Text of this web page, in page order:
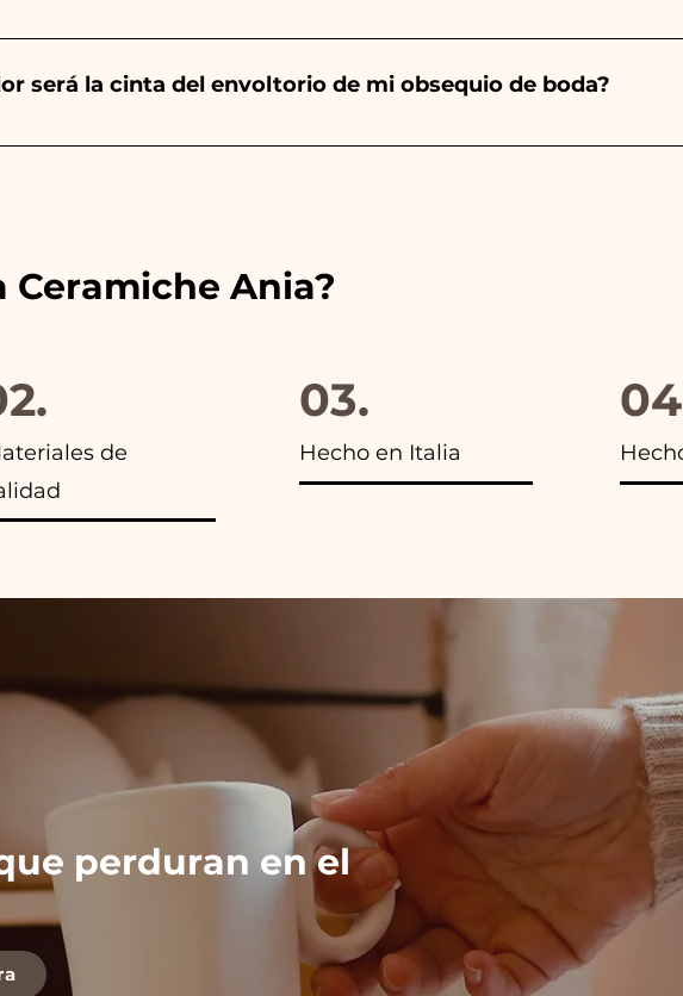
años en el sector y sabemos cuidar tus pedidos pero si algo se
será la cinta del envoltorio de mi obsequio de boda?
los colores de las cintas con los colores del detalle de boda
Ceramiche Ania?
de
03.
Hecho en Italia
perduran en el